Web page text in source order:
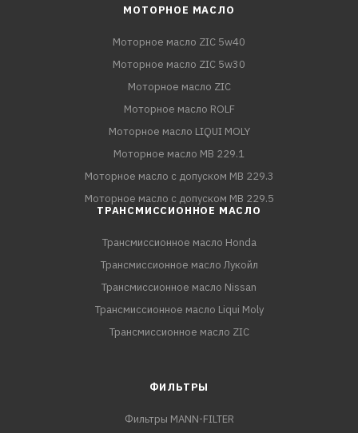
МОТОРНОЕ МАСЛО
Моторное масло ZIC 5w40
Моторное масло ZIC 5w30
Моторное масло ZIC
Моторное масло ROLF
Моторное масло LIQUI MOLY
Моторное масло MB 229.1
Моторное масло с допуском MB 229.3
Моторное масло с допуском MB 229.5
ТРАНСМИССИОННОЕ МАСЛО
Трансмиссионное масло Honda
Трансмиссионное масло Лукойл
Трансмиссионное масло Nissan
Трансмиссионное масло Liqui Moly
Трансмиссионное масло ZIC
ФИЛЬТРЫ
Фильтры MANN-FILTER